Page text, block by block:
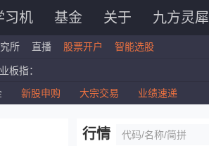
习机 基金 关于 九方灵犀
所 直播 股票开户 智能选股
板指：
指数：
新股申购 大宗交易 业绩速递
行情